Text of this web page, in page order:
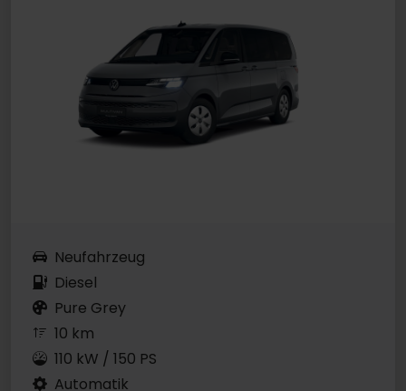
Neufahrzeug
Diesel
Pure Grey
10 km
110 kW / 150 PS
Automatik